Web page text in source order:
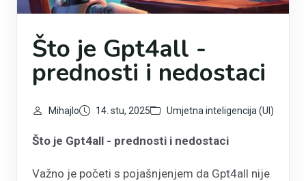
Što je Gpt4all -
prednosti i nedostaci
Mihajlo 14. stu, 2025 Umjetna inteligencija (UI)
Što je Gpt4all - prednosti i nedostaci
Važno je početi s pojašnjenjem da Gpt4all nije